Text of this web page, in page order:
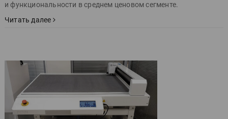
и функциональности в среднем ценовом сегменте.
Читать далее